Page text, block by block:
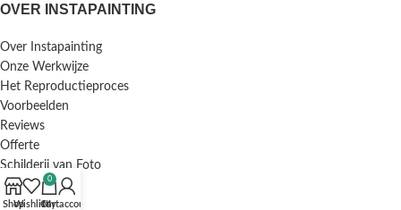
OVER INSTAPAINTING
Over Instapainting
Onze Werkwijze
Het Reproductieproces
Voorbeelden
Reviews
Offerte
Schilderij van Foto
Inlijstservice
ShopWishlist
0
Cart
My account